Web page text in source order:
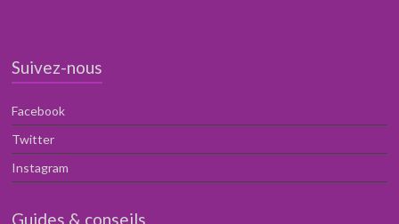
Suivez-nous
Facebook
Twitter
Instagram
Guides & conseils